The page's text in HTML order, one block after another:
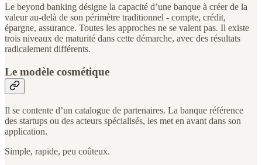
Le beyond banking désigne la capacité d’une banque à créer de la
valeur au-delà de son périmètre traditionnel - compte, crédit,
épargne, assurance. Toutes les approches ne se valent pas. Il existe
trois niveaux de maturité dans cette démarche, avec des résultats
radicalement différents.
Le modèle cosmétique
Il se contente d’un catalogue de partenaires. La banque référence
des startups ou des acteurs spécialisés, les met en avant dans son
application.
Simple, rapide, peu coûteux.